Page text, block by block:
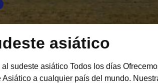
asiático
sudeste asiático Todos los días
a cualquier país del mundo.